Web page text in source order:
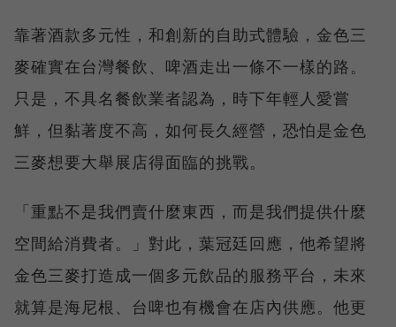
靠著酒款多元性，和創新的自助式體驗，金色三
麥確實在台灣餐飲、啤酒走出一條不一樣的路。
只是，不具名餐飲業者認為，時下年輕人愛嘗
鮮，但黏著度不高，如何長久經營，恐怕是金色
三麥想要大舉展店得面臨的挑戰。
「重點不是我們賣什麼東西，而是我們提供什麼
空間給消費者。」對此，葉冠廷回應，他希望將
金色三麥打造成一個多元飲品的服務平台，未來
就算是海尼根、台啤也有機會在店內供應。他更